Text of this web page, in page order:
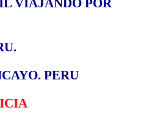
VIAJANDO POR
.
PERU